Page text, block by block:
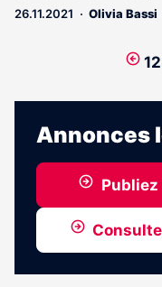
26.11.2021 Olivia Bassi
Page
12
Annonces